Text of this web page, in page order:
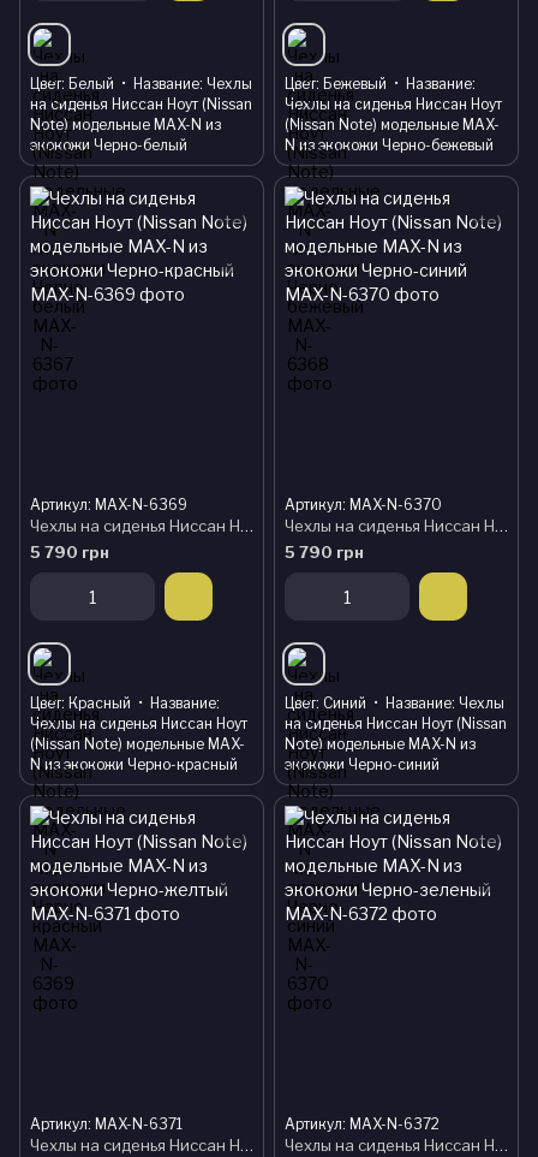
Цвет Белый Название Чехлы
на сиденья Ниссан Ноут (Nissan
Note) модельные MAX-N из
экокожи Черно-белый
Цвет Бежевый
Название
Чехлы на сиденья Ниссан Ноут
(Nissan Note) модельные MAX-
N из экокожи Черно-бежевый
Артикул: MAX-N-6369
Чехлы на сиденья Ниссан Ноут (Nissan Note) модельные MAX-N из экокожи Черно-красный
5 790 грн
Цвет Красный
Название
Чехлы на сиденья Ниссан Ноут
(Nissan Note) модельные MAX-
N из экокожи Черно-красный
Артикул: MAX-N-6370
Чехлы на сиденья Ниссан Ноут (Nissan Note) модельные MAX-N из экокожи Черно-синий
5 790 грн
Цвет Синий Название Чехлы
на сиденья Ниссан Ноут (Nissan
Note) модельные MAX-N из
экокожи Черно-синий
Артикул: MAX-N-6371
Чехлы на сиденья Ниссан Ноут (Nissan Note) модельные MAX-N из экокожи Черно-желтый
Артикул: MAX-N-6372
Чехлы на сиденья Ниссан Ноут (Nissan Note) модельные MAX-N из экокожи Черно-зеленый